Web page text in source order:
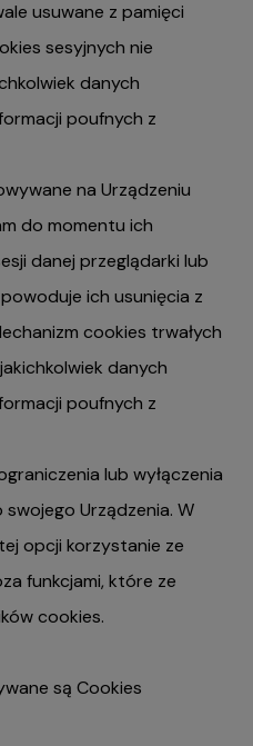
usuwane z pamięci
sesyjnych nie
danych
poufnych z
na Urządzeniu
do momentu ich
danej przeglądarki lub
ich usunięcia z
cookies trwałych
danych
poufnych z
lub wyłączenia
Urządzenia. W
opcji korzystanie ze
funkcjami, które ze
cookies.
są Cookies